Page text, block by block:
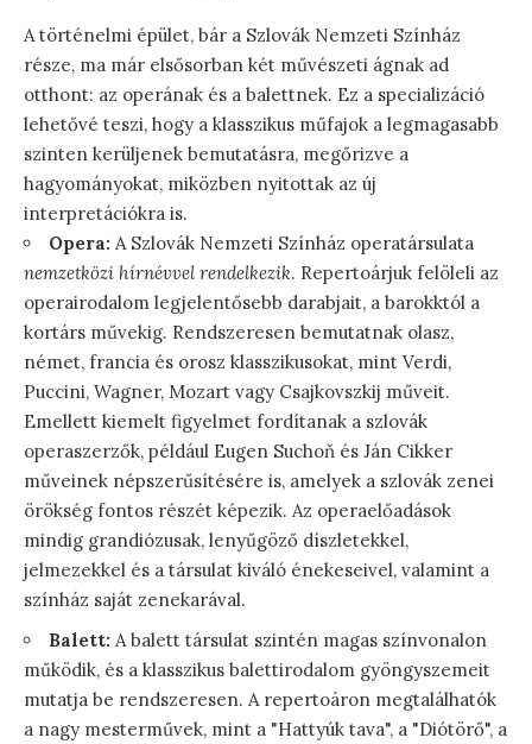
A történelmi épület, bár a Szlovák Nemzeti Színház
része, ma már elsősorban két művészeti ágnak ad
otthont: az operának és a balettnek. Ez a specializáció
lehetővé teszi, hogy a klasszikus műfajok a legmagasabb
szinten kerüljenek bemutatásra, megőrizve a
hagyományokat, miközben nyitottak az új
interpretációkra is.
Opera: A Szlovák Nemzeti Színház operatársulata
nemzetközi hírnévvel rendelkezik. Repertoárjuk felöleli az
operairodalom legjelentősebb darabjait, a barokktól a
kortárs művekig. Rendszeresen bemutatnak olasz,
német, francia és orosz klasszikusokat, mint Verdi,
Puccini, Wagner, Mozart vagy Csajkovszkij műveit.
Emellett kiemelt figyelmet fordítanak a szlovák
operaszerzők, például Eugen Suchoň és Ján Cikker
műveinek népszerűsítésére is, amelyek a szlovák zenei
örökség fontos részét képezik. Az operaelőadások
mindig grandiózusak, lenyűgöző díszletekkel,
jelmezekkel és a társulat kiváló énekeseivel, valamint a
színház saját zenekarával.
Balett: A balett társulat szintén magas színvonalon
működik, és a klasszikus balettirodalom gyöngyszemeit
mutatja be rendszeresen. A repertoáron megtalálhatók
a nagy mesterművek, mint a "Hattyúk tava", a "Diótörő", a